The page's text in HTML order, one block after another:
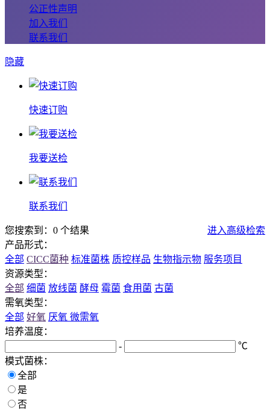
公正性声明
加入我们
联系我们
隐藏
快速订购
我要送检
联系我们
您搜索到：0 个结果
进入高级检索
产品形式：
全部 CICC菌种 标准菌株 质控样品 生物指示物 服务项目
资源类型：
全部 细菌 放线菌 酵母 霉菌 食用菌 古菌
需氧类型：
全部 好氧 厌氧 微需氧
培养温度：
-
℃
模式菌株：
全部
是
否